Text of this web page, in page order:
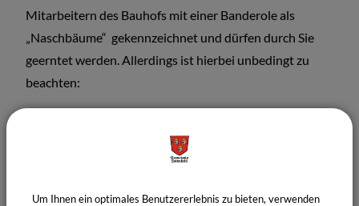
Mitarbeitern des Bauhofs mit einer Banderole als
„Naschbäume“ gekennzeichnet und dürfen durch Sie
geerntet werden. Allerdings ist hierbei unbedingt zu
beachten:
Die Bäume dürfen nicht beschädigt werden.
Angrenzende Ackerflächen dürfen nicht betreten
Um Ihnen ein optimales Benutzererlebnis zu bieten, verwenden